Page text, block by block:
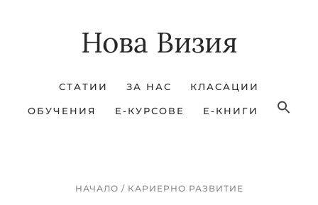
Нова Визия
СТАТИИ ЗА НАС КЛАСАЦИИ
ОБУЧЕНИЯ Е-КУРСОВЕ Е-КНИГИ
НАЧАЛО / КАРИЕРНО РАЗВИТИЕ